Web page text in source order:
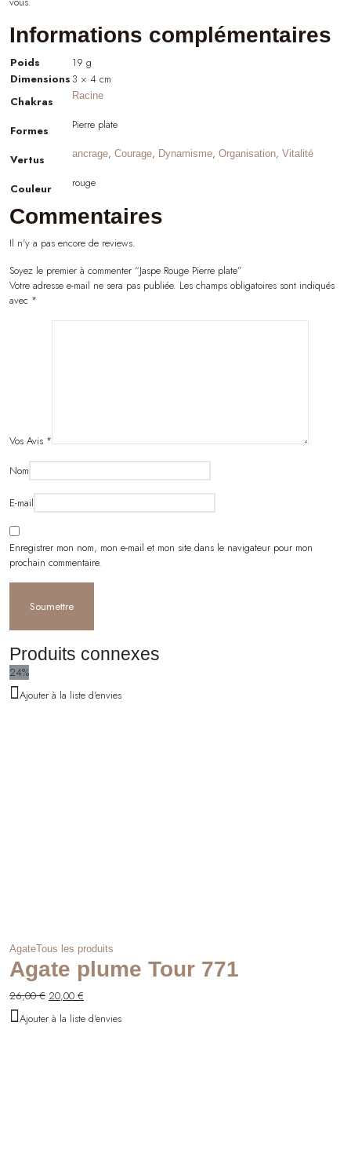
Informations complémentaires
Poids
19 g
Dimensions 3 × 4 cm
Chakras
Racine
Formes Pierre plate
Vertus ancrage, Courage, Dynamisme, Organisation, Vitalité
Couleur rouge
Commentaires
Il n'y a pas encore de reviews.
Soyez le premier à commenter “Jaspe Rouge Pierre plate”
Votre adresse e-mail ne sera pas publiée. Les champs obligatoires sont indiqués
avec *
Vos Avis *
Nom
E-mail
Enregistrer mon nom, mon e-mail et mon site dans le navigateur pour mon
prochain commentaire.
Produits connexes
24%
Ajouter à la liste d'envies
AgateTous les produits
Agate plume Tour 771
26,00€ Le
initial
20,00 €
actuel
Ajouter à la liste d'envies